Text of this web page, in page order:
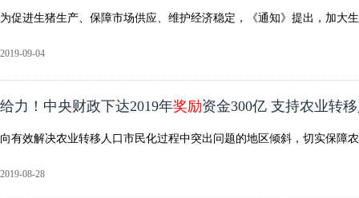
为促进生猪生产、保障市场供应、维护经济稳定，《通知》提出，加大
2019-09-04
给力！中央财政下达2019年奖励资金300亿 支持农业转
向有效解决农业转移人口市民化过程中突出问题的地区倾斜，切实保障
2019-08-28